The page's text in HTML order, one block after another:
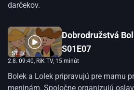
darčekov.
S1E7
Dobrodružstvá
S01E07
2.8. 09:40, RiK TV, 15 minút
Bolek a Lolek pripravujú pre mamu
meninám. Spoločne organizujú